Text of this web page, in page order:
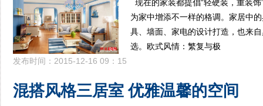
现在的家装都提倡“轻硬装，重装
为家中增添不一样的格调。家居中
具、墙面、家电的设计打造，也来
选。欧式风情：繁复与极
发布时间：2015-12-16 09：15
混搭风格三居室 优雅温馨的空间